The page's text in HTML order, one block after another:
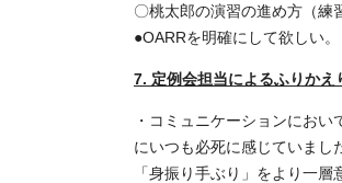
〇桃太郎の演習の進め方（
●OARRを明確にして欲しい。
7. 定例会担当によるふりかえ
・コミュニケーションにお
にいつも必死に感じていまし
「身振り手ぶり」をより一